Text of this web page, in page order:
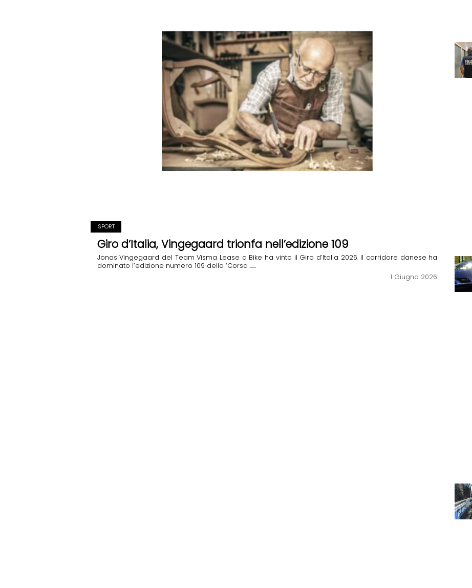
SPORT
Giro d’Italia, Vingegaard trionfa nell’edizione 109
Jonas Vingegaard del Team Visma Lease a Bike ha vinto il Giro d’Italia 2026. Il corridore danese ha
dominato l’edizione numero 109 della ‘Corsa ......
1 Giugno 2026